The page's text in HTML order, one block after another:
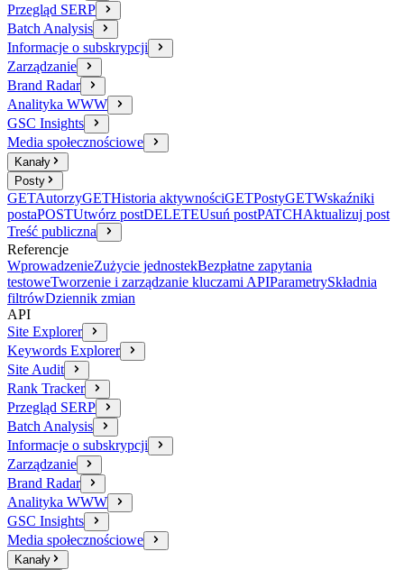
Przegląd SERP
Batch Analysis
Informacje o subskrypcji
Zarządzanie
Brand Radar
Analityka WWW
GSC Insights
Media społecznościowe
Kanały
Posty
GETAutorzyGETHistoria aktywnościGETPostyGETWskaźniki
postaPOSTUtwórz postDELETEUsuń postPATCHAktualizuj post
Treść publiczna
Referencje
WprowadzenieZużycie jednostekBezpłatne zapytania
testoweTworzenie i zarządzanie kluczami APIParametrySkładnia
filtrówDziennik zmian
API
Site Explorer
Keywords Explorer
Site Audit
Rank Tracker
Przegląd SERP
Batch Analysis
Informacje o subskrypcji
Zarządzanie
Brand Radar
Analityka WWW
GSC Insights
Media społecznościowe
Kanały